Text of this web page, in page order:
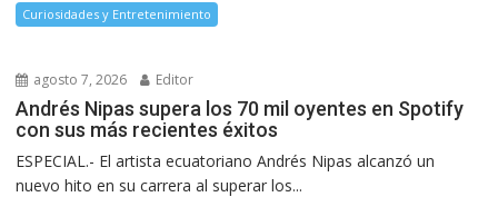
Curiosidades y Entretenimiento
agosto 7, 2026 Editor
Andrés Nipas supera los 70 mil oyentes en Spotify
con sus más recientes éxitos
ESPECIAL.- El artista ecuatoriano Andrés Nipas alcanzó un
nuevo hito en su carrera al superar los...